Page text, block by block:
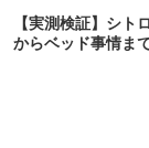
【実測検証】シ
からベッド事情ま